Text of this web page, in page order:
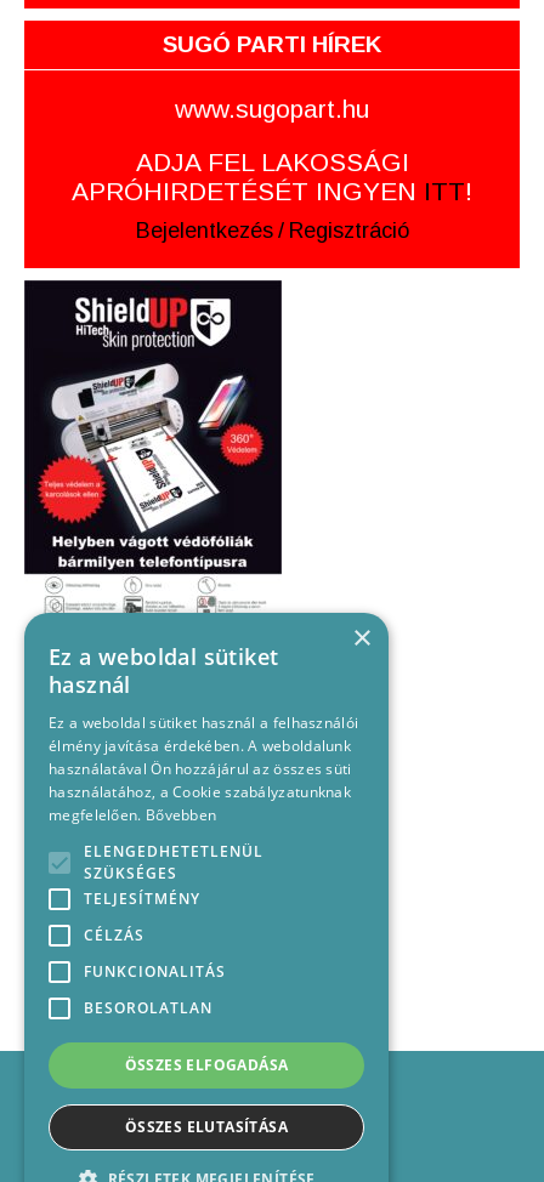
SUGÓ PARTI HÍREK
www.sugopart.hu
ADJA FEL LAKOSSÁGI
APRÓHIRDETÉSÉT INGYEN ITT!
Bejelentkezés / Regisztráció
Impresszum
Médiajánlat
Felhasználási feltételek
×
Ez a weboldal sütiket
használ
Ez a weboldal sütiket használ a felhasználói
élmény javítása érdekében. A weboldalunk
használatával Ön hozzájárul az összes süti
használatához, a Cookie szabályzatunknak
megfelelően. Bővebben
ELENGEDHETETLENÜL
SZÜKSÉGES
TELJESÍTMÉNY
CÉLZÁS
FUNKCIONALITÁS
BESOROLATLAN
ÖSSZES ELFOGADÁSA
ÖSSZES ELUTASÍTÁSA